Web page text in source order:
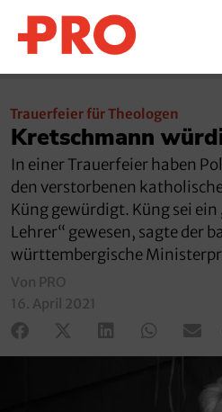
Trauerfeier für Theologen
Kretschmann
In einer Trauerfeier haben
den verstorbenen
Küng gewürdigt. Küng sei
Lehrer“ gewesen, sagte der
württembergische
Von PRO
16. April 2021